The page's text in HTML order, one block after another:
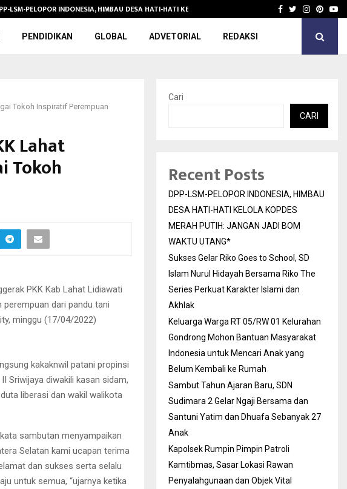
LSM-PELOPOR INDONESIA, HIMBAU DESA HATI-HATI KELOLA KOPDES… Sukses
Facebook
Twitter
PENDIDIKAN GLOBAL ADVETORIAL REDAKSI
Tokoh Inspiratif Perempuan
Lahat
Tokoh
PKK Kab Lahat Lidiawati
dari pandu tani
minggu (17/04/2022)
kakaknwil patani propinsi
Sriwijaya diwakili kasan sidam,
liberasi dan wakil walikota
sambutan menyampaikan
Selatan kami ucapan terima
dan sukses serta selalu
untuk semua, “ujarnya ketika
Cari
CARI
Recent Posts
DPP-LSM-PELOPOR INDONESIA, HIMBAU
DESA HATI-HATI KELOLA KOPDES
MERAH PUTIH: JANGAN JADI BOM
WAKTU UTANG*
Sukses Gelar Riko Goes to School, SD
Islam Nurul Hidayah Bersama Riko The
Series Perkuat Karakter Islami dan
Akhlak
Keluarga Warga RT 05/RW 01 Kelurahan
Gondrong Mohon Bantuan Masyarakat
Indonesia untuk Mencari Anak yang
Belum Kembali ke Rumah
Sambut Tahun Ajaran Baru, SDN
Sudimara 2 Gelar Ngaji Bersama dan
Santuni Yatim dan Dhuafa Sebanyak 27
Anak
Kapolsek Rumpin Pimpin Patroli
Kamtibmas, Sasar Lokasi Rawan
Penyalahgunaan dan Objek Vital